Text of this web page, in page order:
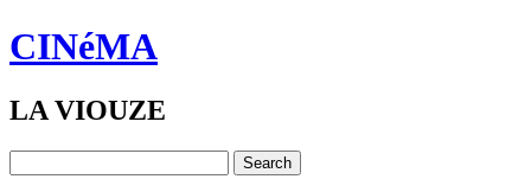
CINéMA
LA VIOUZE